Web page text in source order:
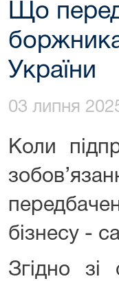
Що
України
03 липня
Коли
бізнесу -
Згідно